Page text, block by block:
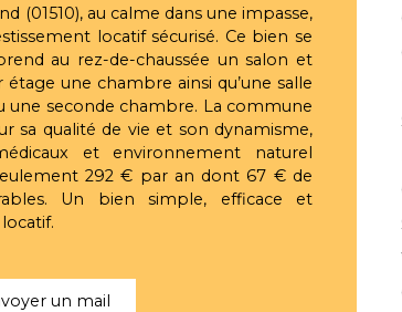
(01510), au calme dans une impasse,
locatif sécurisé. Ce bien se
au rez-de-chaussée un salon et
une chambre ainsi qu’une salle
une seconde chambre. La commune
sa qualité de vie et son dynamisme,
et environnement naturel
292 € par an dont 67 € de
Un bien simple, efficace et
un mail